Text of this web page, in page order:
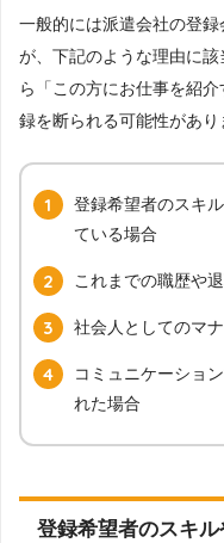
一般的には派遣会社の登
が、下記のような理由に
ら「この方にお仕事を紹
録を断られる可能性があり
登録希望者のスキ
ている場合
これまでの職歴や
社会人としてのマ
コミュニケーショ
れた場合
登録希望者のスキ